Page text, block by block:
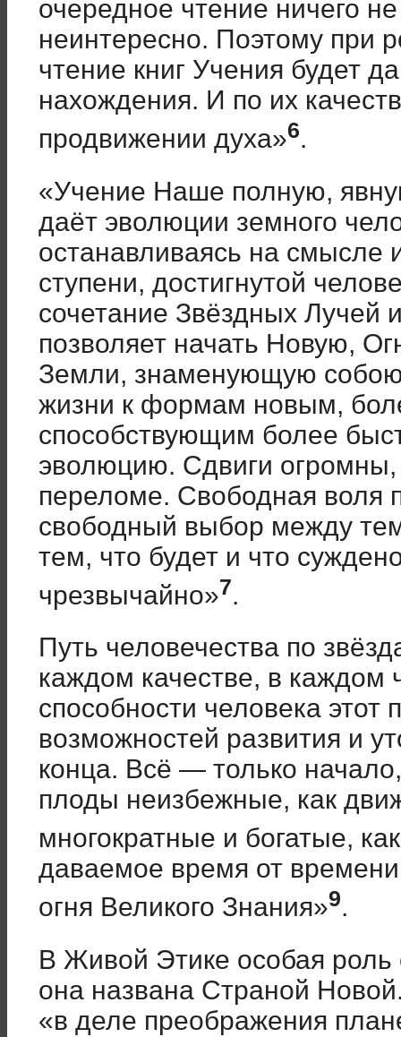
очередное чтение ничего
неинтересно. Поэтому при
чтение книг Учения будет
нахождения. И по их
продвижении духа»6.
«Учение Наше полную,
даёт эволюции земного
останавливаясь на смысле
ступени, достигнутой
сочетание Звёздных Лучей
позволяет начать Новую,
Земли, знаменующую
жизни к формам новым,
способствующим более
эволюцию. Сдвиги огромны,
переломе. Свободная воля
свободный выбор между
тем, что будет и что
чрезвычайно»7.
Путь человечества по
каждом качестве, в каждом
способности человека этот
возможностей развития и
конца. Всё — только
плоды неизбежные, как
многократные и богатые,
даваемое время от
огня Великого Знания»9.
В Живой Этике особая роль
она названа Страной
«в деле преображения